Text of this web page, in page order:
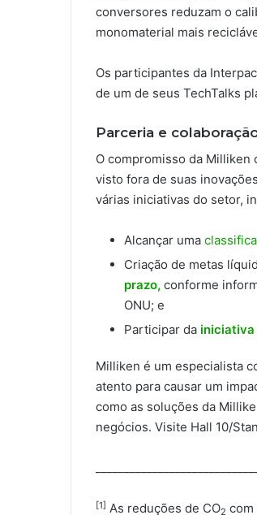
conversores reduzam o
monomaterial mais
Os participantes da
de um de seus TechTalks
Parceria e
O compromisso da Milliken
visto fora de suas
várias iniciativas do setor,
Alcançar uma
Criação de metas
prazo, conforme
ONU; e
Participar da iniciativa
Milliken é um especialista
atento para causar um
como as soluções da
negócios. Visite Hall 10/
[1] As reduções de CO2 com